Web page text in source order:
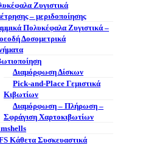
Ζυγιστικά
– μεριδοποίησης
Πολυκέφαλα Ζυγιστικά –
Δοσομετρικά
Διαμόρφωση Δίσκων
Pick-and-Place Γεμιστικά
Κιβωτίων
Διαμόρφωση – Πλήρωση –
Σφράγιση Χαρτοκιβωτίων
Κάθετα Συσκευαστικά